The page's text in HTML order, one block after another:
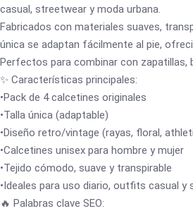
casual, streetwear y moda urbana.
Fabricados con materiales suaves,
única se adaptan fácilmente al pie,
Perfectos para combinar con zapatillas,
✨ Características principales:
•Pack de 4 calcetines originales
•Talla única (adaptable)
•Diseño retro/vintage (rayas, floral,
•Calcetines unisex para hombre y mujer
•Tejido cómodo, suave y transpirable
•Ideales para uso diario, outfits casual y
🔥 Palabras clave SEO: